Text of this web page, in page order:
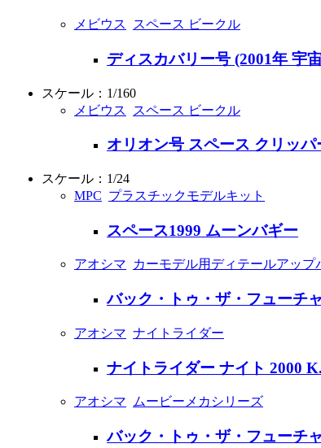
メビウス スペース ビークル
ディスカバリー号 (2001年 宇
スケール：1/160
メビウス
スペース ビークル
オリオン号 スペース クリッ
スケール：1/24
MPC プラスチックモデルキット
スペース1999 ムーンバギー
アオシマ カーモデル用ディテールアップ
バック・トゥ・ザ・フューチ
アオシマ ナイトライダー
ナイトライダー ナイト 2000
アオシマ ムービーメカシリーズ
バック・トゥ・ザ・フューチ